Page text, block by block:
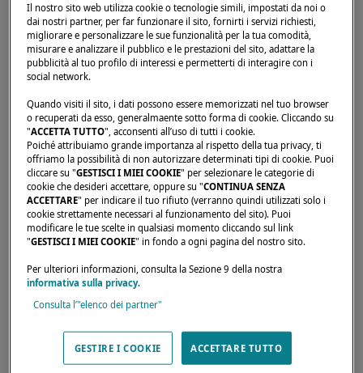
I nostri rivenditori sono disponibili per
soddisfare le tue aspettative ed esigenze.
Sapranno informarti sul catamarano Lagoon
dei tuoi sogni, ovunque nel mondo
BASSIN TORTUEPORT DE PLAISANCE,
LE MARIN, 97290,
Martinique
Il nostro sito web utilizza cookie o tecnologie simili, impostati da noi o
dai nostri partner, per far funzionare il sito, fornirti i servizi richiesti,
migliorare e personalizzare le sue funzionalità per la tua comodità,
misurare e analizzare il pubblico e le prestazioni del sito, adattare la
pubblicità al tuo profilo di interessi e permetterti di interagire con i
social network.
Quando visiti il sito, i dati possono essere memorizzati nel tuo browser
o recuperati da esso, generalmaente sotto forma di cookie. Cliccando su
"ACCETTA TUTTO", acconsenti all’uso di tutti i cookie.
Poiché attribuiamo grande importanza al rispetto della tua privacy, ti
offriamo la possibilità di non autorizzare determinati tipi di cookie. Puoi
cliccare su "GESTISCI I MIEI COOKIE" per selezionare le categorie di
cookie che desideri accettare, oppure su "CONTINUA SENZA
ACCETTARE" per indicare il tuo rifiuto (verranno quindi utilizzati solo i
cookie strettamente necessari al funzionamento del sito). Puoi
modificare le tue scelte in qualsiasi momento cliccando sul link
"GESTISCI I MIEI COOKIE" in fondo a ogni pagina del nostro sito.
Per ulteriori informazioni, consulta la Sezione 9 della nostra
informativa sulla privacy.
Consulta l’"elenco dei partner"
GESTIRE I COOKIE ACCETTARE TUTTO